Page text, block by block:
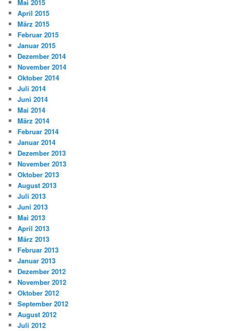
Mai 2015
April 2015
März 2015
Februar 2015
Januar 2015
Dezember 2014
November 2014
Oktober 2014
Juli 2014
Juni 2014
Mai 2014
März 2014
Februar 2014
Januar 2014
Dezember 2013
November 2013
Oktober 2013
August 2013
Juli 2013
Juni 2013
Mai 2013
April 2013
März 2013
Februar 2013
Januar 2013
Dezember 2012
November 2012
Oktober 2012
September 2012
August 2012
Juli 2012